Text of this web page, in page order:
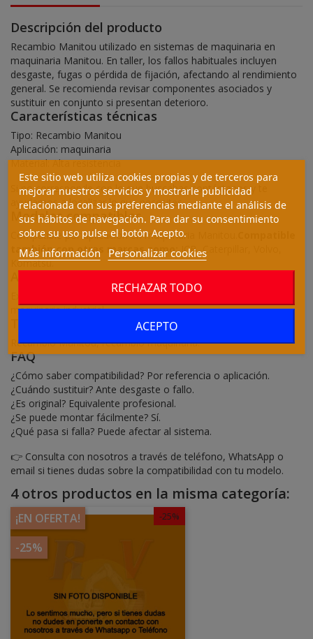
Descripción del producto
Recambio Manitou utilizado en sistemas de maquinaria en
maquinaria Manitou. En taller, los fallos habituales incluyen
desgaste, fugas o pérdida de fijación, afectando al rendimiento
general. Se recomienda revisar componentes asociados y
sustituir en conjunto si presentan deterioro.
Características técnicas
Tipo: Recambio Manitou
Aplicación: maquinaria
Material: Alta resistencia
Si no corresponde con lo que buscabas contáctanos y te
ayudamos a localizar lo que necesites.
Modelos compatibles
Compatible por aplicación en maquinaria Manitou.
también con otras marcas como:JCB, Caterpillar, Volvo,
Komatsu.
Excavadoras, manipuladores telescópicos, cargadoras,
maquinaria industrial.
También conocido como
Recambio Manitou, recambio maquinaria.
FAQ
¿Cómo saber compatibilidad? Por referencia o aplicación.
¿Cuándo sustituir? Ante desgaste o fallo.
¿Es original? Equivalente profesional.
¿Se puede montar fácilmente? Sí.
¿Qué pasa si falla? Puede afectar al sistema.
👉 Consulta con nosotros a través de teléfono, WhatsApp o
email si tienes dudas sobre la compatibilidad con tu modelo.
4 otros productos en la misma categoría:
-25%
¡EN OFERTA!
-25%
Este sitio web utiliza cookies propias y de terceros para
mejorar nuestros servicios y mostrarle publicidad
relacionada con sus preferencias mediante el análisis de
sus hábitos de navegación. Para dar su consentimiento
sobre su uso pulse el botón Acepto.
Más información Personalizar cookies
RECHAZAR TODO
ACEPTO